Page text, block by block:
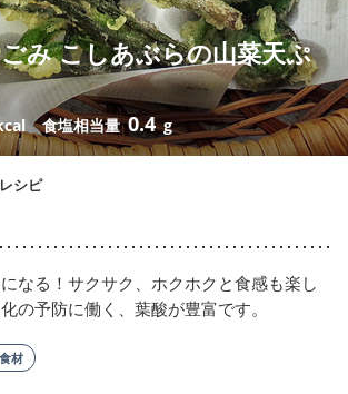
み こしあぶらの山菜天ぷ
食塩相当量0.4 g
シピ
なる！サクサク、ホクホクと食感も楽し
の予防に働く、葉酸が豊富です。
材